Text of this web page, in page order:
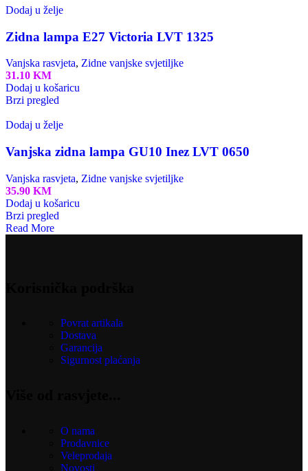
Dodaj u želje
Zidna lampa E27 Victoria LVT 1325
Vanjska rasvjeta, Zidne vanjske svjetiljke
31.10 KM
Dodaj u košaricu
Brzi pregled
Dodaj u želje
Vanjska zidna lampa GU10 Inez LVT 0650
Vanjska rasvjeta, Zidne vanjske svjetiljke
35.90 KM
Dodaj u košaricu
Brzi pregled
Read More
Povrat artikala
Dostava
Garancija
Sigurnost plaćanja
O nama
Prodavnice
Veleprodaja
Novosti